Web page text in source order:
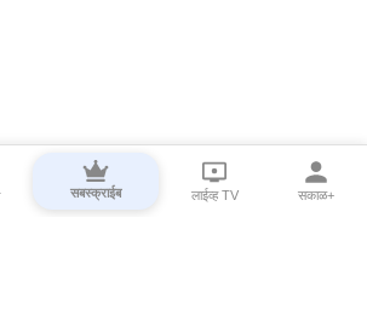
सबस्क्राईब लाईव्ह TV सकाळ+